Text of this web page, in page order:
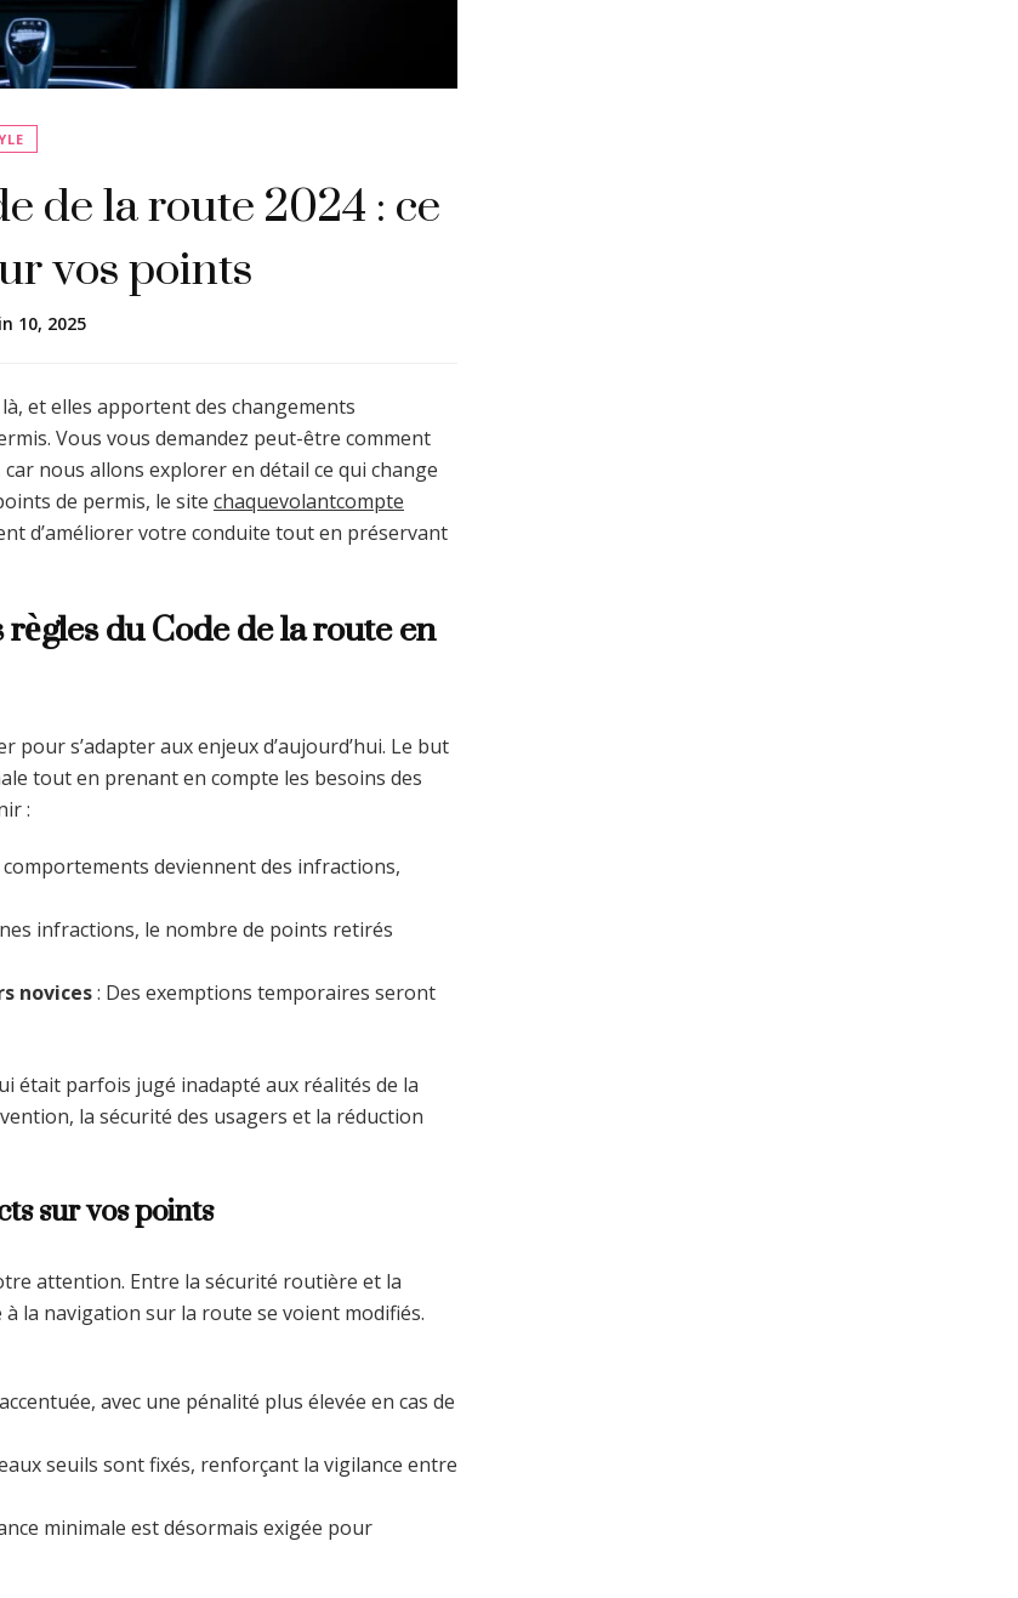
de la route 2024 : ce
vos points
10, 2025
et elles apportent des changements
Vous vous demandez peut-être comment
nous allons explorer en détail ce qui change
de permis, le site chaquevolantcompte
d’améliorer votre conduite tout en préservant
du Code de la route en
pour s’adapter aux enjeux d’aujourd’hui. Le but
tout en prenant en compte les besoins des
:
comportements deviennent des infractions,
infractions, le nombre de points retirés
novices: Des exemptions temporaires seront
était parfois jugé inadapté aux réalités de la
la sécurité des usagers et la réduction
sur vos points
attention. Entre la sécurité routière et la
la navigation sur la route se voient modifiés.
avec une pénalité plus élevée en cas de
seuils sont fixés, renforçant la vigilance entre
minimale est désormais exigée pour